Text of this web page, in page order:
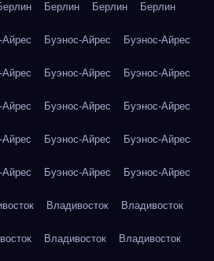
Берлин Берлин Берлин
Айрес Буэнос-Айрес Буэнос-Айрес
Айрес Буэнос-Айрес Буэнос-Айрес
Айрес Буэнос-Айрес Буэнос-Айрес
Айрес Буэнос-Айрес Буэнос-Айрес
Айрес Буэнос-Айрес Буэнос-Айрес
Владивосток Владивосток
Владивосток Владивосток